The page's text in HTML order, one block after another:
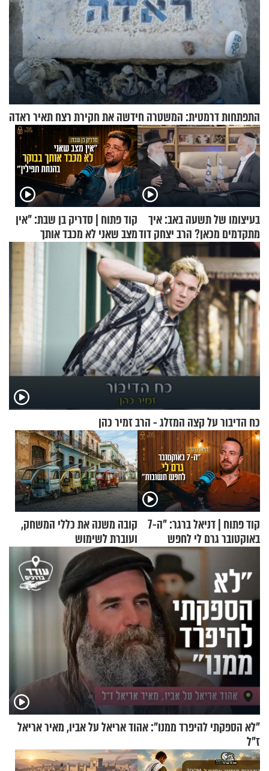
התפתחות דרמטית: המשטרה חידשה את חקירת רצח תאיר ראדה
בעיצומו של תשעה באב: איך
מתקדמים מכאן? הרב יצחק דוד
גרוסמן בשיחה מיוחדת
קוד פתוח | סדריק בן שבת: "אין
מצב שאני לא מכבד אותך
בבוקר בהנחת תפילין"
כח הדיבור על קצה המזלג - הרב זמיר כהן
קוד פתוח | דניאל ברגר: "ה-7
באוקטובר גרם לי לחפש
קובה משנה את כללי המשחק,
ועוברת לשימוש
בתלת־אופנועים סולאריים
"לא הספקתי להיפרד ממנו": אהוד אריאל על אביו, מאיר אריאל
ז"ל